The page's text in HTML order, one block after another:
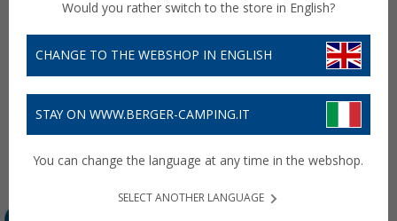
Would you rather switch to the store in English?
CHANGE TO THE WEBSHOP IN ENGLISH
STAY ON WWW.BERGER-CAMPING.IT
You can change the language at any time in the webshop.
SELECT ANOTHER LANGUAGE